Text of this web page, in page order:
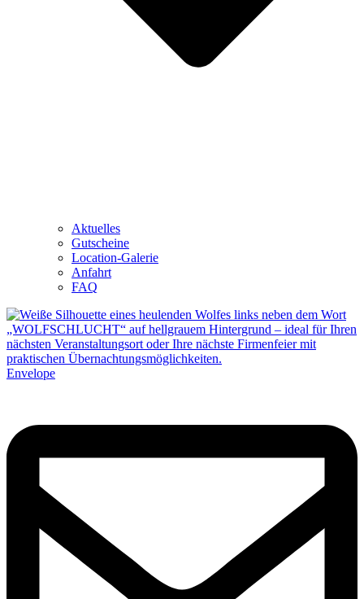
Aktuelles
Gutscheine
Location-Galerie
Anfahrt
FAQ
Envelope